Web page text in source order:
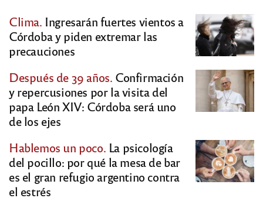
Clima. Ingresarán fuertes vientos a
Córdoba y piden extremar las
precauciones
Después de 39 años. Confirmación
y repercusiones por la visita del
papa León XIV: Córdoba será uno
de los ejes
Hablemos un poco. La psicología
del pocillo: por qué la mesa de bar
es el gran refugio argentino contra
el estrés